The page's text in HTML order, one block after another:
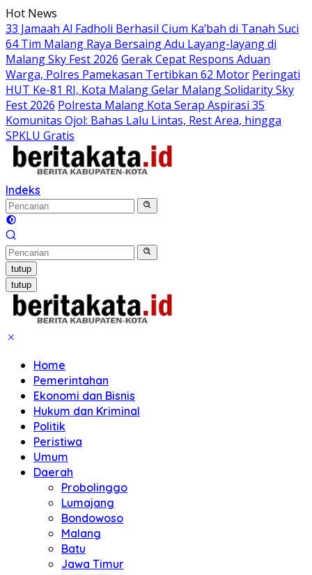
Langsung
ke
konten
Hot News
33 Jamaah Al Fadholi Berhasil Cium Ka’bah di Tanah Suci
64 Tim Malang Raya Bersaing Adu Layang-layang di
Malang Sky Fest 2026 Gerak Cepat Respons Aduan
Warga, Polres Pamekasan Tertibkan 62 Motor Peringati
HUT Ke-81 RI, Kota Malang Gelar Malang Solidarity Sky
Fest 2026 Polresta Malang Kota Serap Aspirasi 35
Komunitas Ojol: Bahas Lalu Lintas, Rest Area, hingga
SPKLU Gratis
Indeks
tutup
tutup
Home
Pemerintahan
Ekonomi dan Bisnis
Hukum dan Kriminal
Politik
Peristiwa
Umum
Daerah
Probolinggo
Lumajang
Bondowoso
Malang
Batu
Jawa Timur